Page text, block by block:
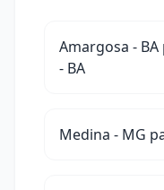
Amargosa -
- BA
Medina - MG